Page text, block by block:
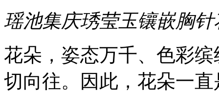
瑶池集庆琇莹玉镶嵌胸针
花朵，姿态万千、色彩
切向往。
因此，花朵一